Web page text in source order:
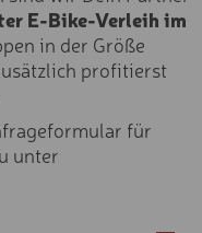
E-Bike-Verleih im
in der Größe
profitierst
für
unter